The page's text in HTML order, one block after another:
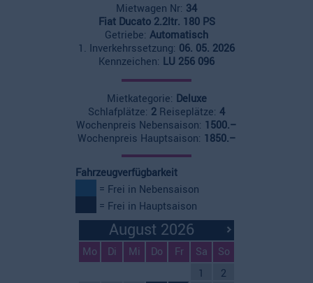
Mietwagen Nr: 34
Fiat Ducato 2.2ltr. 180 PS
Getriebe: Automatisch
1. Inverkehrssetzung: 06. 05. 2026
Kennzeichen: LU 256 096
Mietkategorie: Deluxe
Schlafplätze: 2 Reiseplätze: 4
Wochenpreis Nebensaison: 1500.–
Wochenpreis Hauptsaison: 1850.–
Fahrzeugverfügbarkeit
= Frei in Nebensaison
= Frei in Hauptsaison
August 2026
Mo Di Mi Do Fr Sa
So
1
2